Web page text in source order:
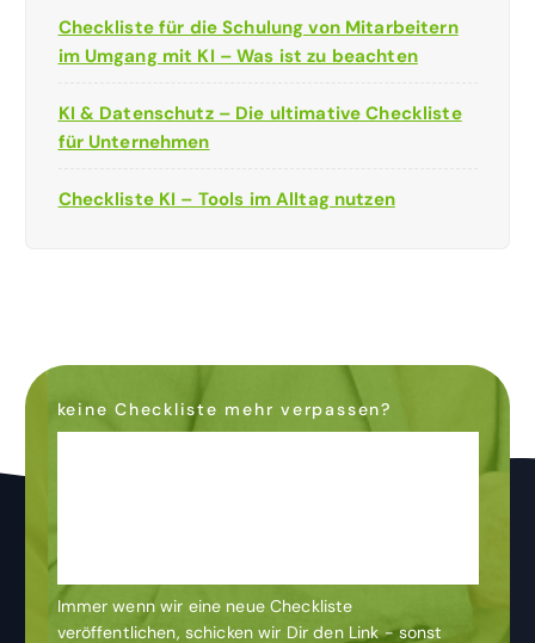
Checkliste für die Schulung von Mitarbeitern
im Umgang mit KI – Was ist zu beachten
KI & Datenschutz – Die ultimative Checkliste
für Unternehmen
Checkliste KI – Tools im Alltag nutzen
keine Checkliste mehr verpassen?
Laufenden
Immer wenn wir eine neue Checkliste
veröffentlichen, schicken wir Dir den Link - sonst